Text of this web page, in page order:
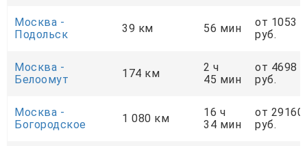
Москва -
Подольск
39 км 56 мин
от 1053
руб.
Москва -
Белоомут
174 км
2 ч
45 мин
от 4698
руб.
Москва -
Богородское
1 080 км
16 ч
34 мин
от 29160
руб.